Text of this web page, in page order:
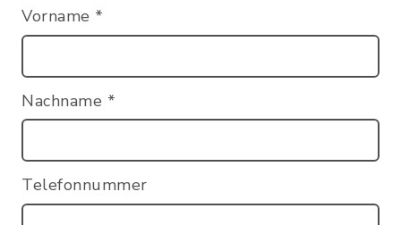
Vorname *
Nachname *
Telefonnummer